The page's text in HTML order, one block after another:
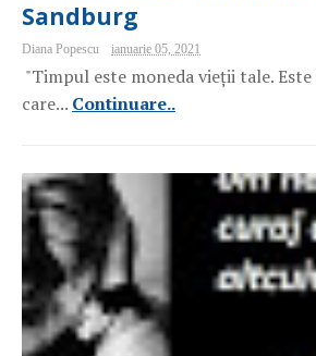
Sandburg
Diana Popescu ianuarie 05, 2021
"Timpul este moneda vieții tale.
care... Continuare..